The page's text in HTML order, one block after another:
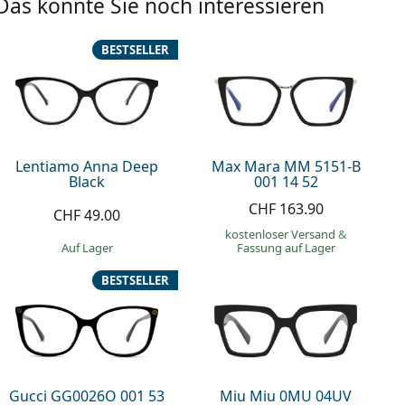
könnte Sie noch interessieren
Lentiamo Anna Deep
Black
BESTSELLER
CHF 49.00
auf Lager
Max Mara MM 5151-B
001 14 52
CHF 163.90
kostenloser Versand &
Fassung auf Lager
Gucci GG0026O 001 53
BESTSELLER
Miu Miu 0MU 04UV